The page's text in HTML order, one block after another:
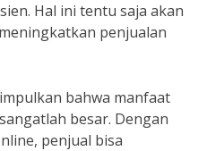
Hal ini tentu saja akan
penjualan
bahwa manfaat
besar. Dengan
penjual bisa